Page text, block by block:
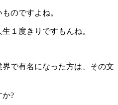
のですよね。
１度きりですもんね。
で有名になった方は、その文
か?